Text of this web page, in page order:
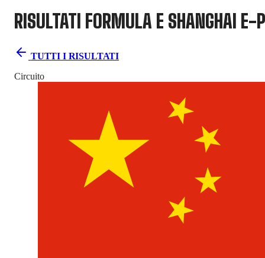
RISULTATI FORMULA E SHANGHAI E-
TUTTI I RISULTATI
Circuito